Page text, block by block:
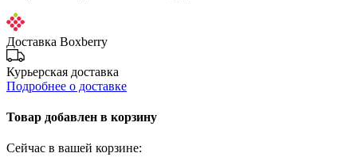
Доставка Boxberry
Курьерская доставка
Подробнее о доставке
Товар добавлен в корзину
Сейчас в вашей корзине: